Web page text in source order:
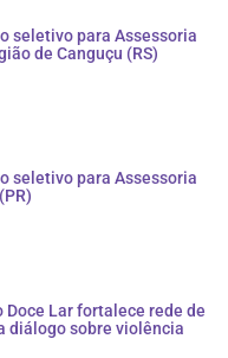
seletivo para Assessoria
de Canguçu (RS)
seletivo para Assessoria
Doce Lar fortalece rede de
diálogo sobre violência